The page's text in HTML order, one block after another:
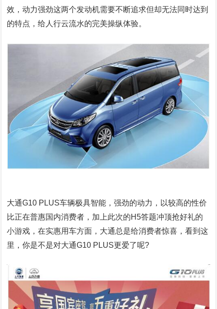
效，动力强劲这两个发动机需要不断追求但却无法同时达到
的特点，给人行云流水的完美操纵体验。
大通G10 PLUS车辆极具智能，强劲的动力，以较高的性价
比正在普惠国内消费者，加上此次的H5答题冲顶抢好礼的
小游戏，在实惠用车方面，大通总是给消费者惊喜，看到这
里，你是不是对大通G10 PLUS更爱了呢?